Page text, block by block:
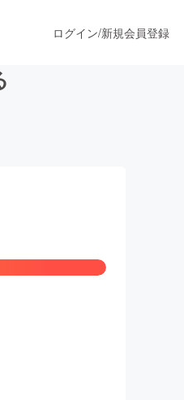
ログイン/新規会員登録